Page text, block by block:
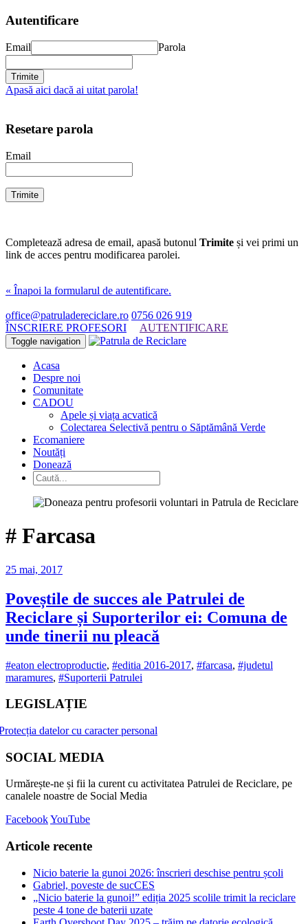
Autentificare
Email Parola
Apasă aici dacă ai uitat parola!
Resetare parola
Email
Completează adresa de email, apasă butonul Trimite și vei primi un
link de acces pentru modificarea parolei.
« Înapoi la formularul de autentificare.
office@patruladereciclare.ro 0756 026 919
ÎNSCRIERE PROFESORI
AUTENTIFICARE
Toggle navigation
Acasa
Despre noi
Comunitate
CADOU
Apele și viața acvatică
Colectarea Selectivă pentru o Săptămână Verde
Ecomaniere
Noutăți
Donează
# Farcasa
25 mai, 2017
Poveștile de succes ale Patrulei de
Reciclare și Suporterilor ei: Comuna de
unde tinerii nu pleacă
#eaton electroproductie, #editia 2016-2017, #farcasa, #judetul
maramures, #Suporterii Patrulei
LEGISLAȚIE
datelor cu caracter personal
SOCIAL MEDIA
Urmărește-ne și fii la curent cu activitatea Patrulei de Reciclare, pe
canalele noastre de Social Media
FacebookYouTube
Articole recente
Nicio baterie la gunoi 2026: înscrieri deschise pentru școli
Gabriel, poveste de sucCES
„Nicio baterie la gunoi!” ediția 2025 scolile trimit la reciclare
peste 4 tone de baterii uzate